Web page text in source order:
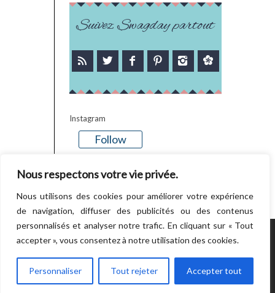
Nous respectons votre vie privée.
Nous utilisons des cookies pour améliorer votre expérience
de navigation, diffuser des publicités ou des contenus
personnalisés et analyser notre trafic. En cliquant sur « Tout
accepter », vous consentez à notre utilisation des cookies.
Personnaliser Tout rejeter Accepter tout
Suivez Swagday partout
Instagram
Follow
POWERED BY WORDPRESS.CREATED BY
THEMESINDEP
RETOUR EN HAUT